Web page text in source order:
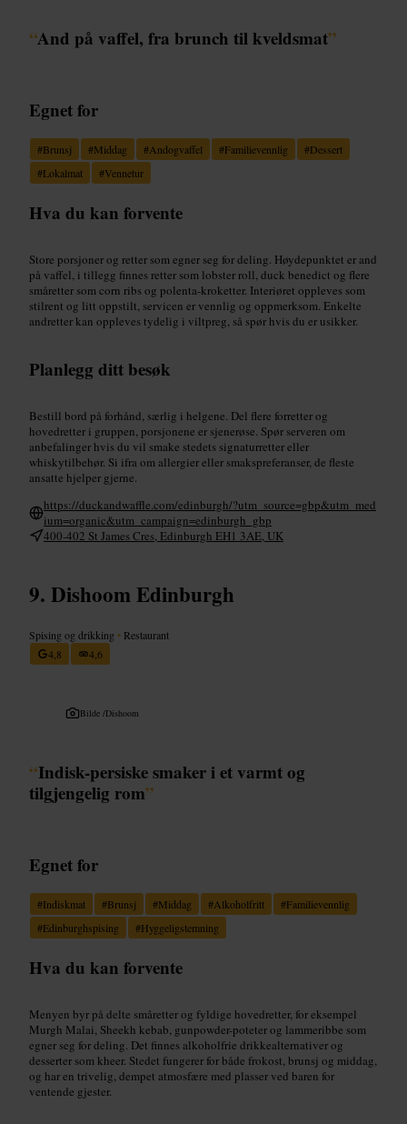
“And på vaffel, fra brunch til kveldsmat”
Egnet for
#Brunsj #Middag #Andogvaffel #Familievennlig #Dessert
#Lokalmat #Vennetur
Hva du kan forvente
Store porsjoner og retter som egner seg for deling. Høydepunktet er and
på vaffel, i tillegg finnes retter som lobster roll, duck benedict og flere
småretter som corn ribs og polenta-kroketter. Interiøret oppleves som
stilrent og litt oppstilt, servicen er vennlig og oppmerksom. Enkelte
andretter kan oppleves tydelig i viltpreg, så spør hvis du er usikker.
Planlegg ditt besøk
Bestill bord på forhånd, særlig i helgene. Del flere forretter og
hovedretter i gruppen, porsjonene er sjenerøse. Spør serveren om
anbefalinger hvis du vil smake stedets signaturretter eller
whiskytilbehør. Si ifra om allergier eller smakspreferanser, de fleste
ansatte hjelper gjerne.
https://duckandwaffle.com/edinburgh/?utm_source=gbp&utm_med
ium=organic&utm_campaign=edinburgh_gbp
400-402 St James Cres, Edinburgh EH1 3AE, UK
Dishoom Edinburgh
Spising og drikking • Restaurant
4,8
4,6
Bilde /Dishoom
“Indisk-persiske smaker i et varmt og
tilgjengelig rom”
Egnet for
#Indiskmat #Brunsj #Middag #Alkoholfritt #Familievennlig
#Edinburghspising #Hyggeligstemning
Hva du kan forvente
Menyen byr på delte småretter og fyldige hovedretter, for eksempel
Murgh Malai, Sheekh kebab, gunpowder-poteter og lammeribbe som
egner seg for deling. Det finnes alkoholfrie drikkealternativer og
desserter som kheer. Stedet fungerer for både frokost, brunsj og middag,
og har en trivelig, dempet atmosfære med plasser ved baren for
ventende gjester.